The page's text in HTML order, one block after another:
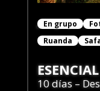
En grupo
Ruanda
ESENCIAL
10 días –